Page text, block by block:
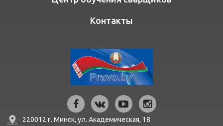
Контакты
220012 г. Минск, ул. Академическая, 18